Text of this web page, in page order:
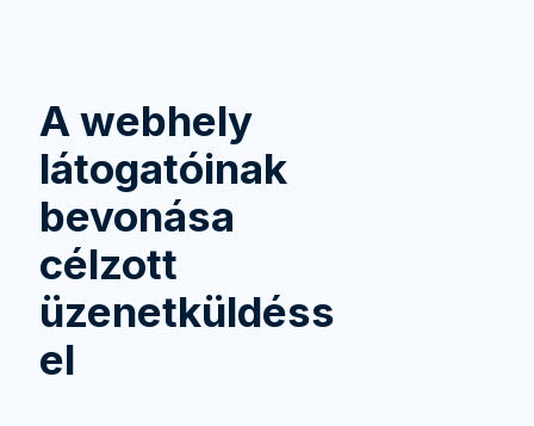
A webhely
látogatóinak
bevonása
célzott
üzenetküldéss
el